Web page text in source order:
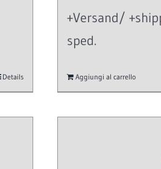
Details
+Versand/
sped.
Aggiungi al carrello